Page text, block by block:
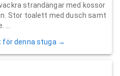
strandängar med kossor
Stor toalett med dusch samt
för denna stuga →